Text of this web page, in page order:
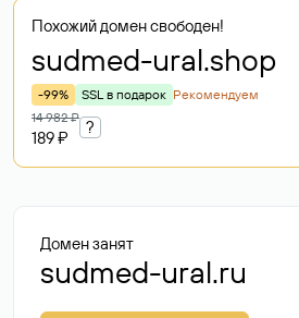
Похожий домен свободен!
sudmed-ural.shop
-99% SSL в подарок Рекомендуем
14 982 ₽
189 ₽
?
Домен занят
sudmed-ural.ru